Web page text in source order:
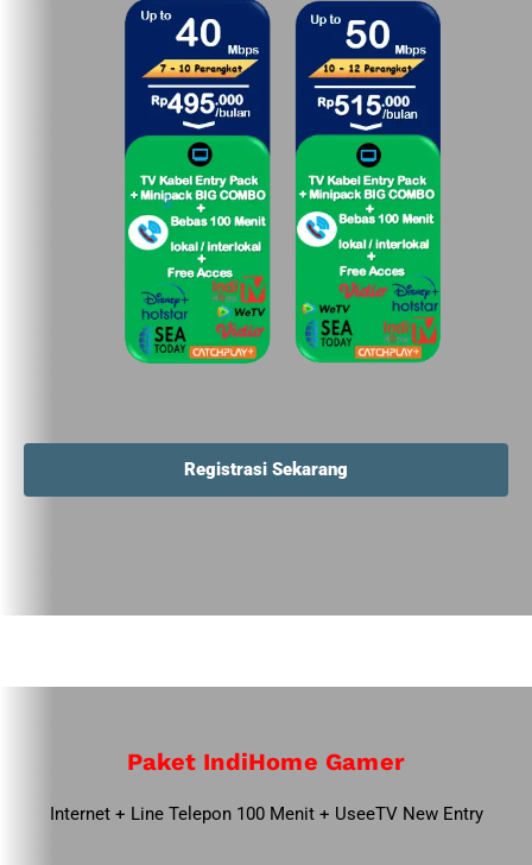
Registrasi Sekarang
Paket IndiHome Gamer
Internet + Line Telepon 100 Menit + UseeTV New Entry